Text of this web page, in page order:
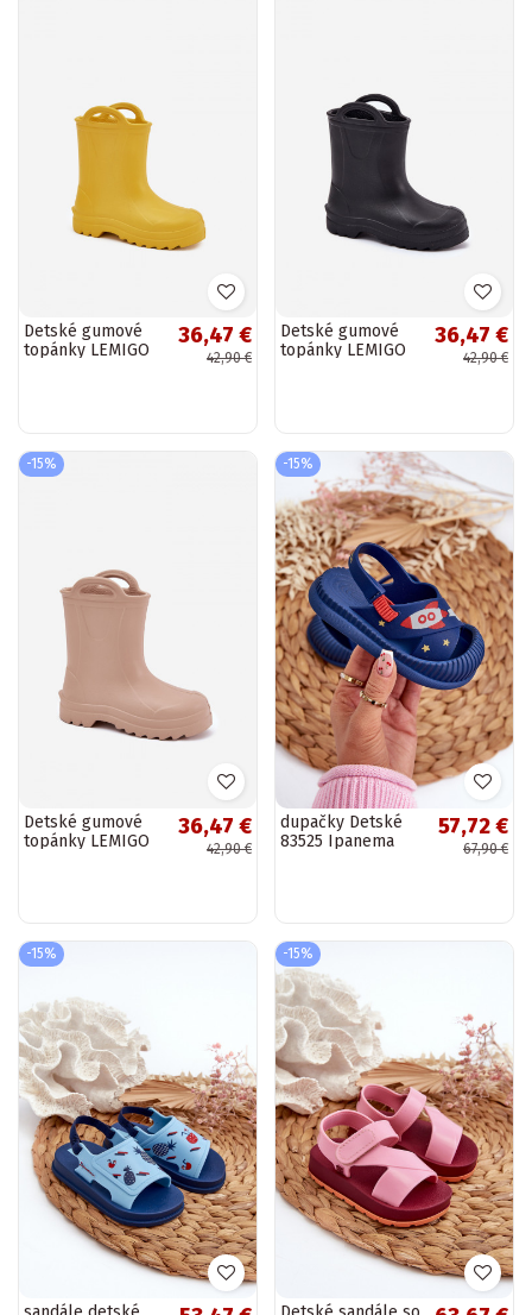
Detské gumové
topánky LEMIGO
36,47 €
42,90 €
Detské gumové
topánky LEMIGO
36,47 €
42,90 €
-15%
Detské gumové
topánky LEMIGO
36,47 €
42,90 €
-15%
dupačky Detské
83525 Ipanema
57,72 €
67,90 €
-15% -15%